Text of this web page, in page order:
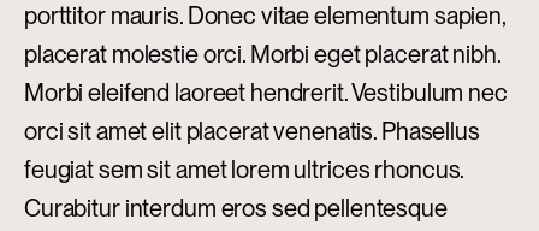
porttitor mauris. Donec vitae elementum sapien,
placerat molestie orci. Morbi eget placerat nibh.
Morbi eleifend laoreet hendrerit. Vestibulum nec
orci sit amet elit placerat venenatis. Phasellus
feugiat sem sit amet lorem ultrices rhoncus.
Curabitur interdum eros sed pellentesque